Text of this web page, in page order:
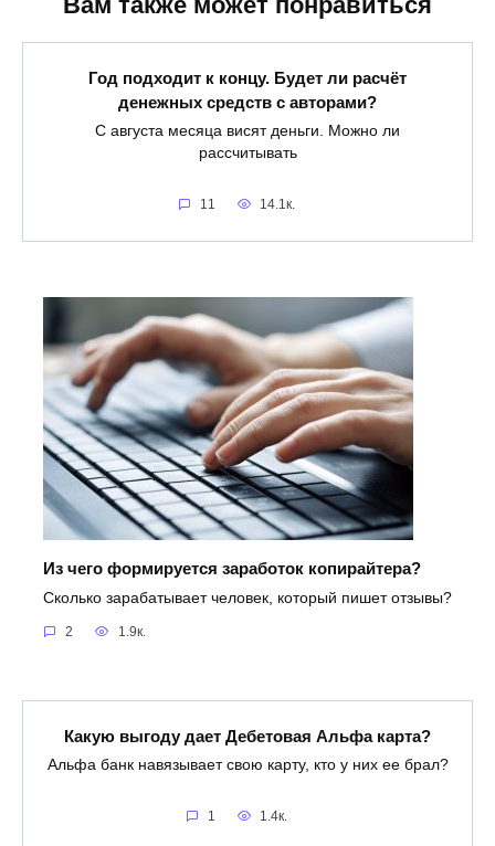
Год подходит к концу. Будет ли расчёт
денежных средств с авторами?
С августа месяца висят деньги. Можно ли
рассчитывать
11 14.1к.
Из чего формируется заработок копирайтера?
Сколько зарабатывает человек, который пишет отзывы?
2 1.9к.
Какую выгоду дает Дебетовая Альфа карта?
Альфа банк навязывает свою карту, кто у них ее брал?
1 1.4к.